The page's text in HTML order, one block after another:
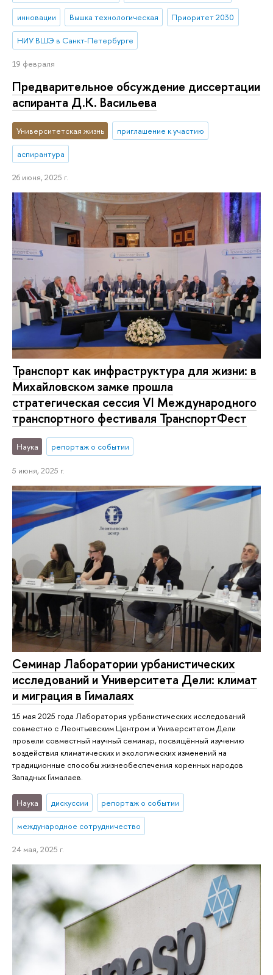
инновации Вышка технологическая Приоритет 2030
НИУ ВШЭ в Санкт-Петербурге
19 февраля
Предварительное обсуждение диссертации
аспиранта Д.К. Васильева
Университетская жизнь приглашение к участию
аспирантура
26 июня, 2025 г.
Транспорт как инфраструктура для жизни: в
Михайловском замке прошла
стратегическая сессия VI Международного
транспортного фестиваля ТранспортФест
Наука репортаж о событии
5 июня, 2025 г.
Семинар Лаборатории урбанистических
исследований и Университета Дели: климат
и миграция в Гималаях
15 мая 2025 года Лаборатория урбанистических исследований
совместно с Леонтьевским Центром и Университетом Дели
провели совместный научный семинар, посвящённый изучению
воздействия климатических и экологических изменений на
традиционные способы жизнеобеспечения коренных народов
Западных Гималаев.
Наука дискуссии репортаж о событии
международное сотрудничество
24 мая, 2025 г.